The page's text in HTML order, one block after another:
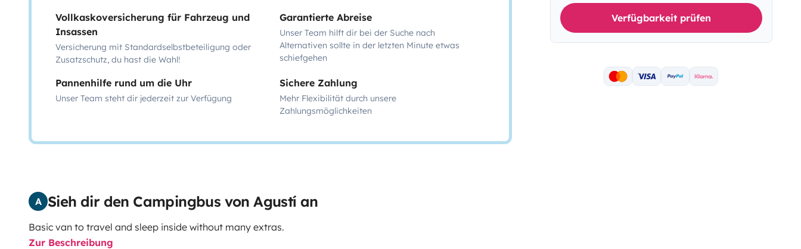
Vollkaskoversicherung für Fahrzeug und
Insassen
Versicherung mit Standardselbstbeteiligung oder
Zusatzschutz, du hast die Wahl!
Garantierte Abreise
Unser Team hilft dir bei der Suche nach
Alternativen sollte in der letzten Minute etwas
schiefgehen
Pannenhilfe rund um die Uhr
Unser Team steht dir jederzeit zur Verfügung
Sichere Zahlung
Mehr Flexibilität durch unsere
Zahlungsmöglichkeiten
A Sieh dir den Campingbus von Agustí an
Basic van to travel and sleep inside without many extras.
Zur Beschreibung
Verfügbarkeit prüfen